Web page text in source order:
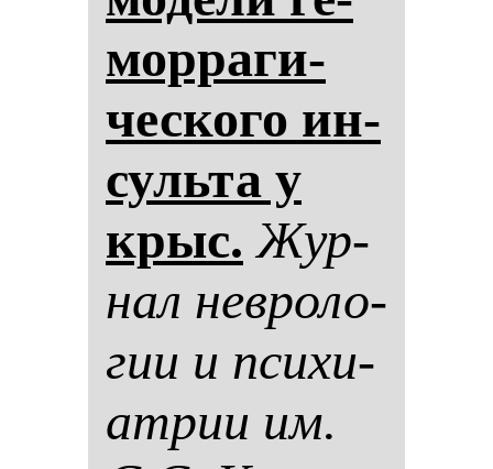
мор­ра­ги­
чес­ко­го ин­
суль­та у
крыс. Жур­
нал нев­ро­ло­
гии и пси­хи­
ат­рии им.